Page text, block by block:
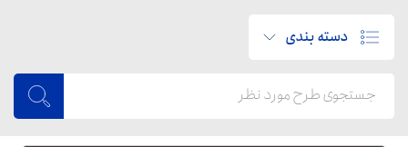
دسته بندی